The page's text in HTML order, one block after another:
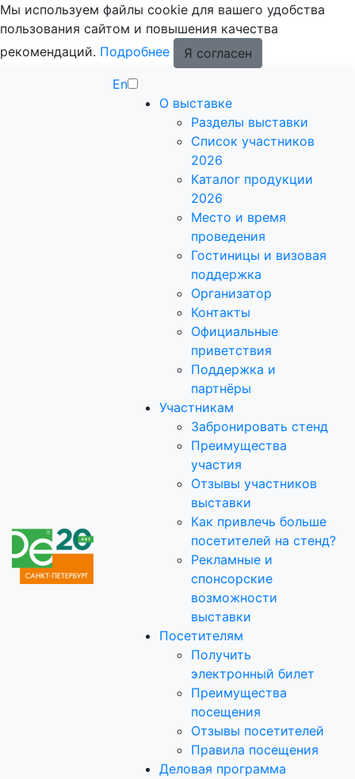
Мы используем файлы cookie для вашего удобства
пользования сайтом и повышения качества
рекомендаций. Подробнее
Я согласен
En
О выставке
Разделы выставки
Список участников
2026
Каталог продукции
2026
Место и время
проведения
Гостиницы и визовая
поддержка
Организатор
Контакты
Официальные
приветствия
Поддержка и
партнёры
Участникам
Забронировать стенд
Преимущества
участия
Отзывы участников
выставки
Как привлечь больше
посетителей на стенд?
Рекламные и
спонсорские
возможности
выставки
Посетителям
Получить
электронный билет
Преимущества
посещения
Отзывы посетителей
Правила посещения
Деловая программа